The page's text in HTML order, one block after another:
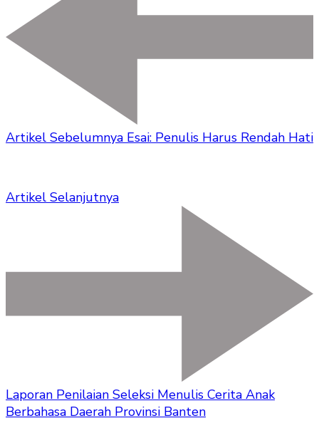
Artikel Sebelumnya Esai: Penulis Harus Rendah Hati
Artikel Selanjutnya
Laporan Penilaian Seleksi Menulis Cerita Anak
Berbahasa Daerah Provinsi Banten